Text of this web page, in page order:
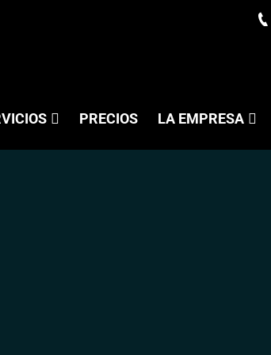
PRECIOS LA EMPRESA